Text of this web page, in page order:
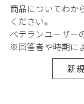
商品についてわか
ください。
ベテランユーザー
※回答者や時期に
新